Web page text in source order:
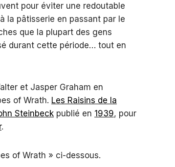
pour éviter une redoutable
la pâtisserie en passant par le
que la plupart des gens
durant cette période… tout en
et Jasper Graham en
of Wrath. Les Raisins de la
Steinbeck publié en 1939, pour
.
of Wrath » ci-dessous.